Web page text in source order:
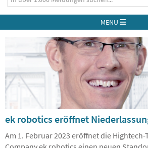
MENU
ek robotics eröffnet
Am 1. Februar 2023 eröffnet die